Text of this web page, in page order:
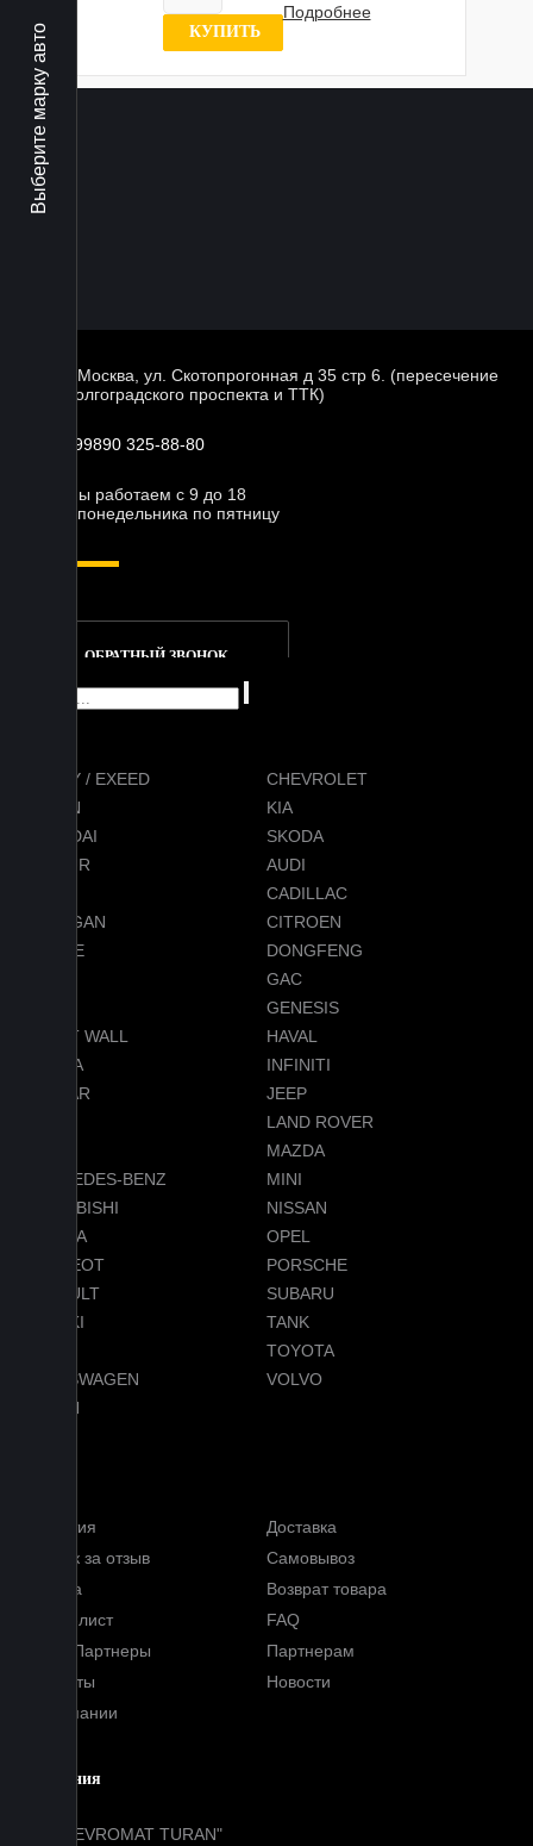
Выберите марку авто КУПИТЬ
Подробнее
г. Москва, ул. Скотопрогонная д 35 стр 6. (пересечение
Волгоградского проспекта и ТТК)
+99890 325-88-80
Мы работаем с 9 до 18
с понедельника по пятницу
ОБРАТНЫЙ ЗВОНОК
CHERY / EXEED
CHEVROLET
RAVON
KIA
HYUNDAI
SKODA
JETOUR
AUDI
CADILLAC
CHANGAN
CITROEN
DODGE
DONGFENG
GAC
GENESIS
GREAT WALL
HAVAL
HONDA
INFINITI
JAGUAR
JEEP
LAND ROVER
MAZDA
MERCEDES-BENZ
MINI
MITSUBISHI
NISSAN
OMODA
OPEL
PEUGEOT
PORSCHE
RENAULT
SUBARU
SUZUKI
TANK
TOYOTA
VOLKSWAGEN
VOLVO
VOYAH
Гарантия
Доставка
Кэшбэк за отзыв
Самовывоз
Оплата
Возврат товара
Прайс-лист
FAQ
Наши Партнеры
Партнерам
Контакты
Новости
О компании
Компания
ООО "EVROMAT TURAN"